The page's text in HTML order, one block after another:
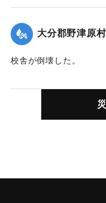
員45人のあわせて135
た。22日午後6時現在
行方不明者は83人、未
にあたった。
大分郡野津原
校舎が倒壊した。
｜固有コード:00503003